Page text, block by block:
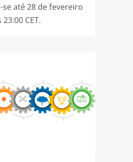
até 28 de fevereiro
CET.